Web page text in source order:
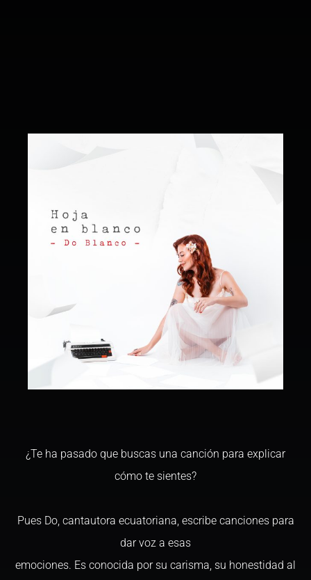
¿Te ha pasado que buscas una canción para explicar
cómo te sientes?
Pues Do, cantautora ecuatoriana, escribe canciones para
dar voz a esas
emociones. Es conocida por su carisma, su honestidad al